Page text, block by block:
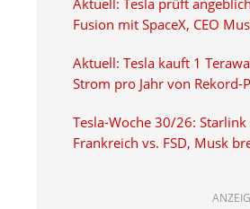
Aktuell: Tesla prüft
Fusion mit SpaceX, CEO
Aktuell: Tesla kauft 1
Strom pro Jahr von Rekord-
Tesla-Woche 30/26:
Frankreich vs. FSD, Musk